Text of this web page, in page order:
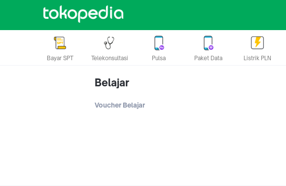
Bayar SPT Telekonsultasi Pulsa Paket Data Listrik PLN
Belajar
Voucher Belajar